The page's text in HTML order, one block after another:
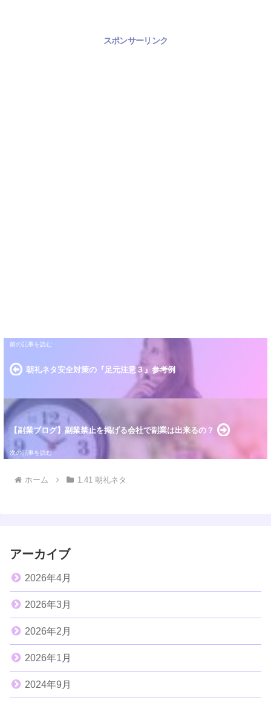
スポンサーリンク
朝礼ネタ安全対策の『足元注意３』参考例
【副業ブログ】副業禁止を掲げる会社で副業は出来るの？
ホーム 1.41 朝礼ネタ
アーカイブ
2026年4月
2026年3月
2026年2月
2026年1月
2024年9月